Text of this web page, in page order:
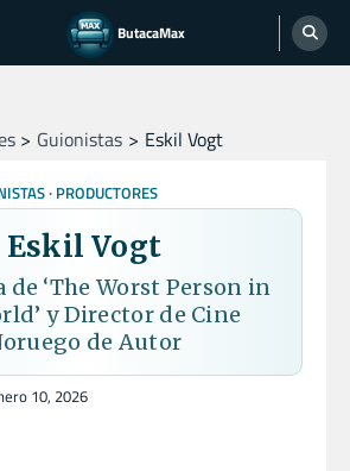
ButacaMax
Guionistas Eskil Vogt
PRODUCTORES
Eskil Vogt
‘The Worst Person in
y Director de Cine
de Autor
10, 2026